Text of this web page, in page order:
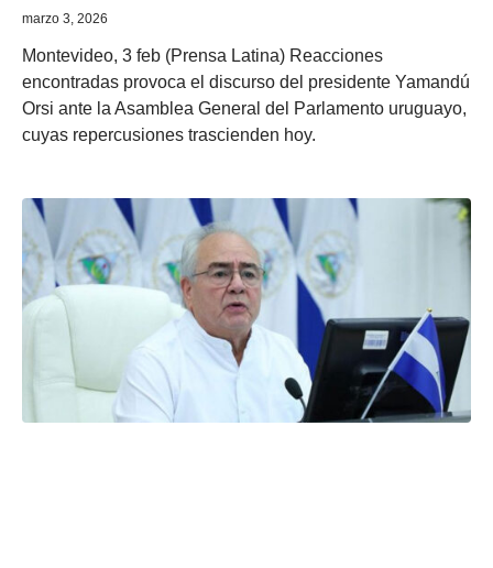
marzo 3, 2026
Montevideo, 3 feb (Prensa Latina) Reacciones
encontradas provoca el discurso del presidente Yamandú
Orsi ante la Asamblea General del Parlamento uruguayo,
cuyas repercusiones trascienden hoy.